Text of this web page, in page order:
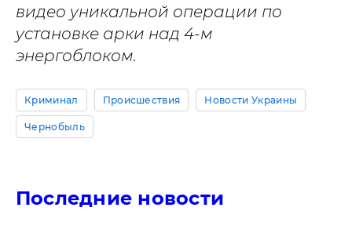
видео уникальной операции по
установке арки над 4-м
энергоблоком.
Криминал Происшествия Новости Украины
Чернобыль
Последние новости